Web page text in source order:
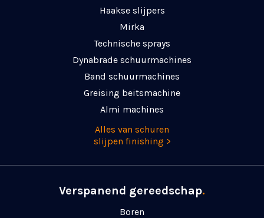
Haakse slijpers
Mirka
Technische sprays
Dynabrade schuurmachines
Band schuurmachines
Greising beitsmachine
Almi machines
Alles van schuren
slijpen finishing >
Verspanend gereedschap.
Boren